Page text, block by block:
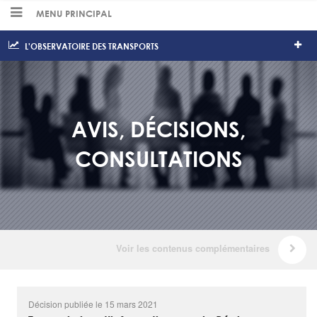
MENU PRINCIPAL
L'OBSERVATOIRE DES TRANSPORTS
AVIS, DÉCISIONS,
CONSULTATIONS
Décision publiée le 15 mars 2021